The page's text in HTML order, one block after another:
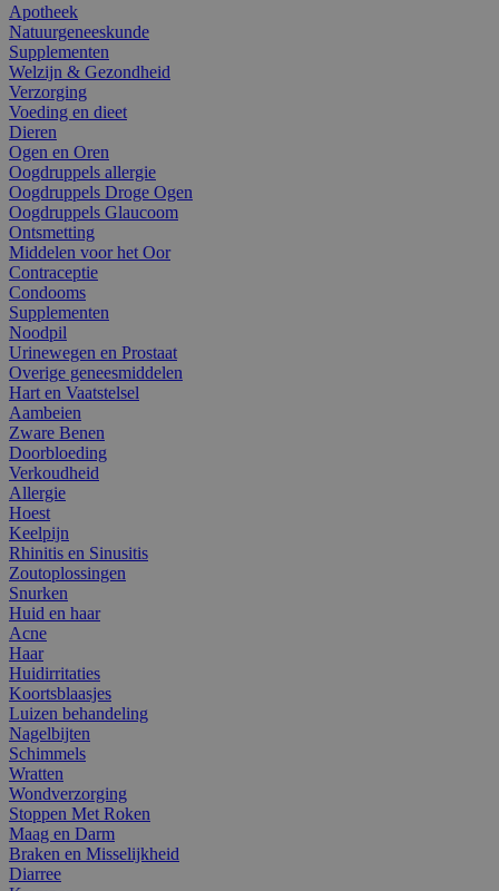
Apotheek
Natuurgeneeskunde
Supplementen
Welzijn & Gezondheid
Verzorging
Voeding en dieet
Dieren
Ogen en Oren
Oogdruppels allergie
Oogdruppels Droge Ogen
Oogdruppels Glaucoom
Ontsmetting
Middelen voor het Oor
Contraceptie
Condooms
Supplementen
Noodpil
Urinewegen en Prostaat
Overige geneesmiddelen
Hart en Vaatstelsel
Aambeien
Zware Benen
Doorbloeding
Verkoudheid
Allergie
Hoest
Keelpijn
Rhinitis en Sinusitis
Zoutoplossingen
Snurken
Huid en haar
Acne
Haar
Huidirritaties
Koortsblaasjes
Luizen behandeling
Nagelbijten
Schimmels
Wratten
Wondverzorging
Stoppen Met Roken
Maag en Darm
Braken en Misselijkheid
Diarree